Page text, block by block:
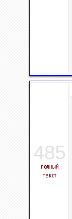
485
полный
текст